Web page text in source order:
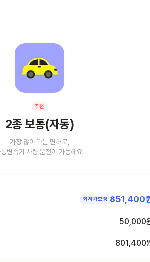
추천
2종 보통(자동)
가장 많이 따는 면허로,
동변속기 차량 운전이 가능해요.
최저가보장 851,400
50,000
801,400